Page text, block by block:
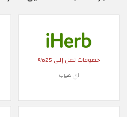
خصومات تصل إلى 25%
اي هيرب